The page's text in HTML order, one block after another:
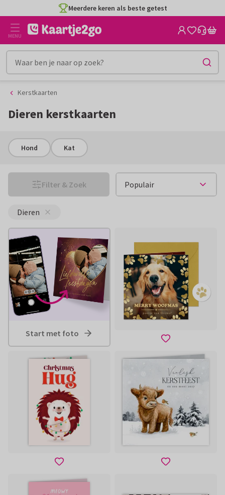
naar
inhoud
naar
het
filter
CO2-neutraal gedrukt
MENU
Kerstkaarten
Dieren kerstkaarten
Hond Kat
Filter & Zoek
Dieren
Start met foto